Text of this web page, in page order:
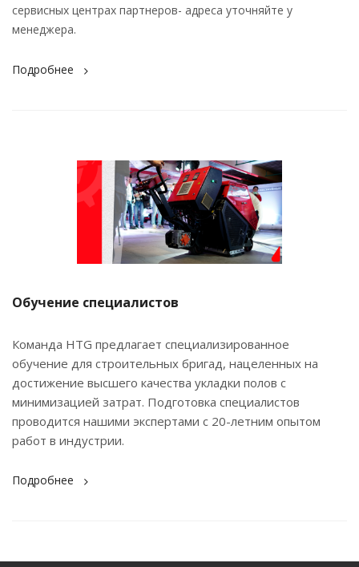
сервисных центрах партнеров- адреса уточняйте у
менеджера.
Подробнее
Обучение специалистов
Команда HTG предлагает специализированное
обучение для строительных бригад, нацеленных на
достижение высшего качества укладки полов с
минимизацией затрат. Подготовка специалистов
проводится нашими экспертами с 20-летним опытом
работ в индустрии.
Подробнее